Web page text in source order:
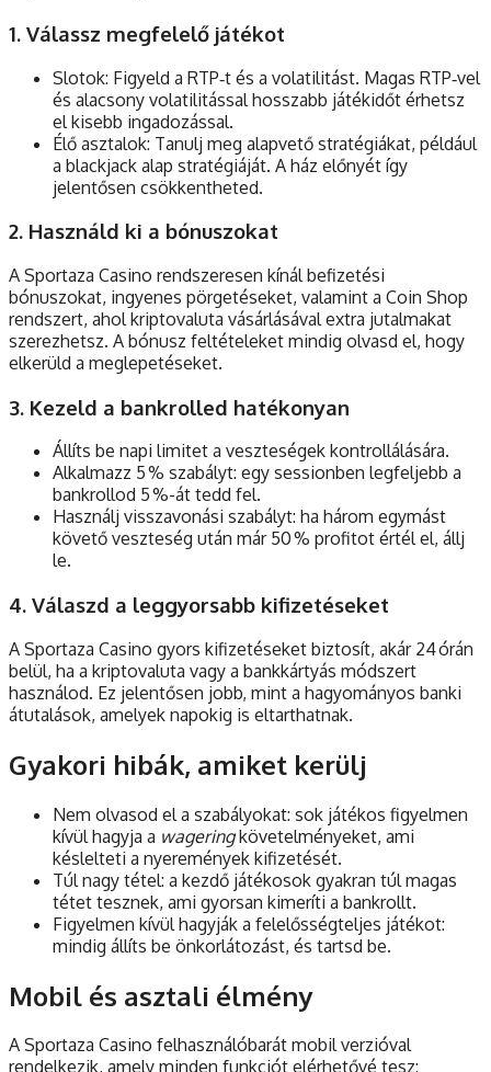
1. Válassz megfelelő játékot
Slotok: Figyeld a RTP‑t és a volatilitást. Magas RTP‑vel
és alacsony volatilitással hosszabb játékidőt érhetsz
el kisebb ingadozással.
Élő asztalok: Tanulj meg alapvető stratégiákat, például
a blackjack alap stratégiáját. A ház előnyét így
jelentősen csökkentheted.
2. Használd ki a bónuszokat
A Sportaza Casino rendszeresen kínál befizetési
bónuszokat, ingyenes pörgetéseket, valamint a Coin Shop
rendszert, ahol kriptovaluta vásárlásával extra jutalmakat
szerezhetsz. A bónusz feltételeket mindig olvasd el, hogy
elkerüld a meglepetéseket.
3. Kezeld a bankrolled hatékonyan
Állíts be napi limitet a veszteségek kontrollálására.
Alkalmazz 5 % szabályt: egy sessionben legfeljebb a
bankrollod 5 %-át tedd fel.
Használj visszavonási szabályt: ha három egymást
követő veszteség után már 50 % profitot értél el, állj
le.
4. Válaszd a leggyorsabb kifizetéseket
A Sportaza Casino gyors kifizetéseket biztosít, akár 24 órán
belül, ha a kriptovaluta vagy a bankkártyás módszert
használod. Ez jelentősen jobb, mint a hagyományos banki
átutalások, amelyek napokig is eltarthatnak.
Gyakori hibák, amiket kerülj
Nem olvasod el a szabályokat: sok játékos figyelmen
kívül hagyja a wageringkövetelményeket, ami
késlelteti a nyeremények kifizetését.
Túl nagy tétel: a kezdő játékosok gyakran túl magas
tétet tesznek, ami gyorsan kimeríti a bankrollt.
Figyelmen kívül hagyják a felelősségteljes játékot:
mindig állíts be önkorlátozást, és tartsd be.
Mobil és asztali élmény
A Sportaza Casino felhasználóbarát mobil verzióval
rendelkezik, amely minden funkciót elérhetővé tesz: